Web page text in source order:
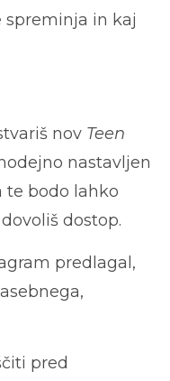
spreminja in kaj
nov Teen
nastavljen
te bodo lahko
dostop.
predlagal,
pred